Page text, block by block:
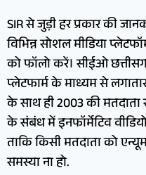
SIR से जुड़ी हर प्रकार की
विभिन्न सोशल मीडिया
को फॉलो करें। सीईओ
प्लेटफार्म के माध्यम से
के साथ ही 2003 की मतदाता
के संबंध में इनफॉर्मेटिव
ताकि किसी मतदाता को
समस्या ना हो.